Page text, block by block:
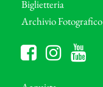
Biglietteria
Archivio Fotografico